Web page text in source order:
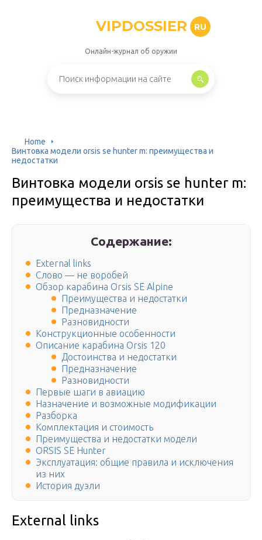
VIPDOSSIER RU
Онлайн-журнал об оружии
Home
Винтовка модели orsis se hunter m: преимущества и
недостатки
Винтовка модели orsis se hunter m:
преимущества и недостатки
Содержание:
External links
Слово — не воробей
Обзор карабина Orsis SE Alpine
Преимущества и недостатки
Предназначение
Разновидности
Конструкционные особенности
Описание карабина Orsis 120
Достоинства и недостатки
Предназначение
Разновидности
Первые шаги в авиацию
Назначение и возможные модификации
Разборка
Комплектация и стоимость
Преимущества и недостатки модели
ORSIS SE Hunter
Эксплуатация: общие правила и исключения
из них
История дуэли
External links